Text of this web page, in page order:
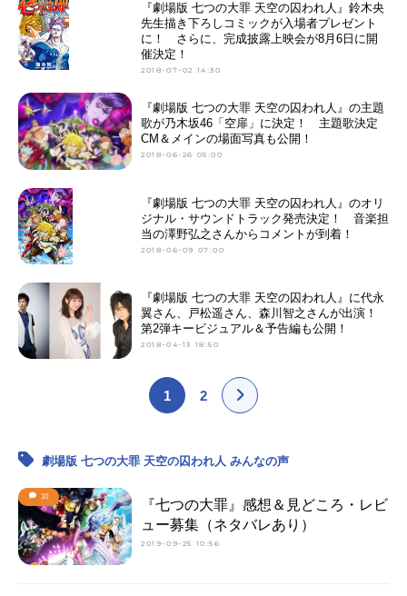
『劇場版 七つの大罪 天空の囚われ人』鈴木央
先生描き下ろしコミックが入場者プレゼント
に！ さらに、完成披露上映会が8月6日に開
催決定！
2018-07-02 14:30
『劇場版 七つの大罪 天空の囚われ人』の主題
歌が乃木坂46「空扉」に決定！ 主題歌決定
CM＆メインの場面写真も公開！
2018-06-26 05:00
『劇場版 七つの大罪 天空の囚われ人』のオリ
ジナル・サウンドトラック発売決定！ 音楽担
当の澤野弘之さんからコメントが到着！
2018-06-09 07:00
『劇場版 七つの大罪 天空の囚われ人』に代永
翼さん、戸松遥さん、森川智之さんが出演！
第2弾キービジュアル＆予告編も公開！
2018-04-13 18:50
1 2
劇場版 七つの大罪 天空の囚われ人 みんなの声
10
『七つの大罪』感想＆見どころ・レビ
ュー募集（ネタバレあり）
2019-09-25 10:56